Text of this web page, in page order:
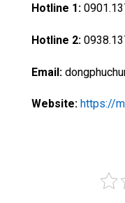
Hotline 1:
Hotline 2:
Email:
Website: https://